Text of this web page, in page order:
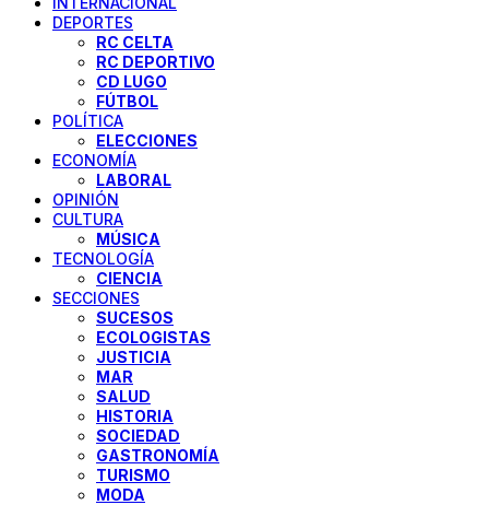
DEPORTES
RC CELTA
RC DEPORTIVO
CD LUGO
FÚTBOL
POLÍTICA
ELECCIONES
ECONOMÍA
LABORAL
OPINIÓN
CULTURA
MÚSICA
TECNOLOGÍA
CIENCIA
SECCIONES
SUCESOS
ECOLOGISTAS
JUSTICIA
MAR
SALUD
HISTORIA
SOCIEDAD
GASTRONOMÍA
TURISMO
MODA